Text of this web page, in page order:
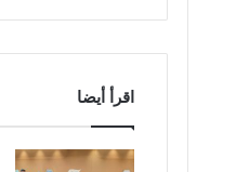
اقرأ أيضا